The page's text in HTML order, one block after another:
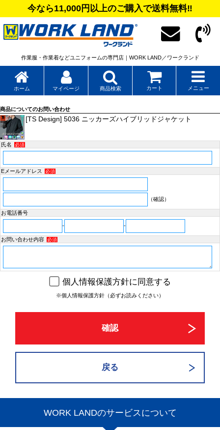
今なら11,000円以上のご購入で送料無料‼
作業服・作業着などユニフォームの専門店｜WORK LAND／ワークランド
ホーム マイページ 商品検索 カート メニュー
商品についてのお問い合わせ
[TS Design] 5036 ニッカーズハイブリッドジャケット
氏名 必須
Eメールアドレス 必須
（確認）
お電話番号
- -
お問い合わせ内容 必須
個人情報保護方針に同意する
※個人情報保護方針（必ずお読みください）
WORK LANDのサービスについて